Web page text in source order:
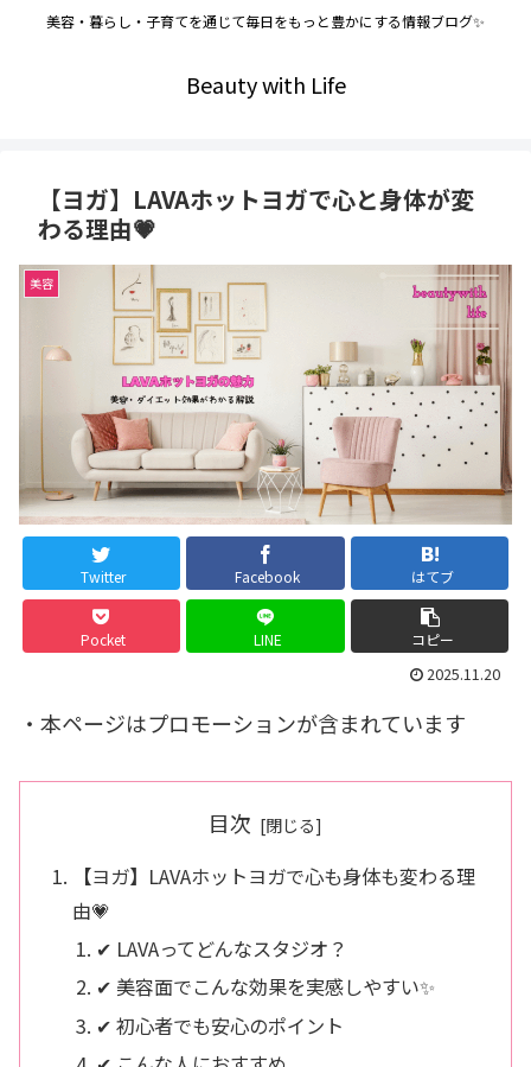
美容・暮らし・子育てを通じて毎日をもっと豊かにする情報ブログ✨
Beauty with Life
【ヨガ】LAVAホットヨガで心と身体が変
わる理由💗
美容
Twitter Facebook はてブ
Pocket LINE コピー
2025.11.20
・本ページはプロモーションが含まれています
目次
【ヨガ】LAVAホットヨガで心も身体も変わる理
由💗
✔ LAVAってどんなスタジオ？
✔ 美容面でこんな効果を実感しやすい✨
✔ 初心者でも安心のポイント